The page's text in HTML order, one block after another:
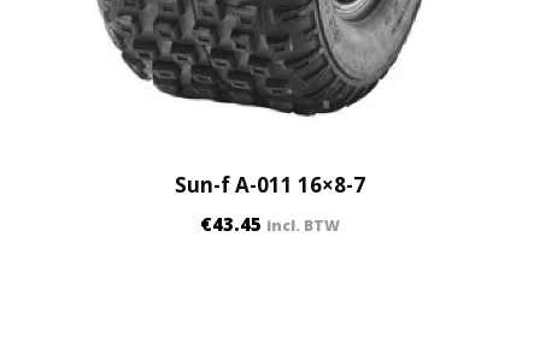
Sun-f A-011 16×8-7
€43.45 incl. BTW